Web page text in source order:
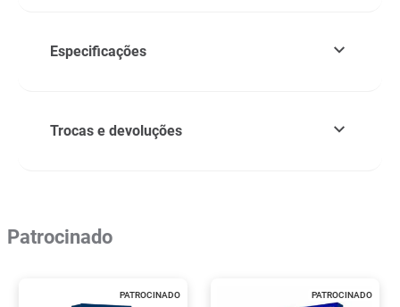
Especificações
Trocas e devoluções
Patrocinado
PATROCINADO PATROCINADO